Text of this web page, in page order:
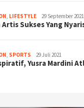
LIFESTYLE 29 September 2021
Sukses Yang
SPORTS 29 Juli 2021
Yusra Mardini